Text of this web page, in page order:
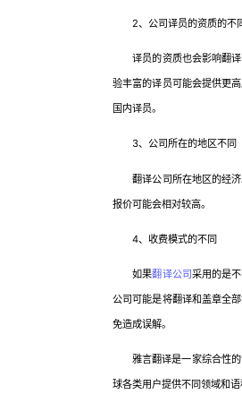
2、公司译员的资质的不
译员的资质也会影响翻译
验丰富的译员可能会提供更
国内译员。
3、公司所在的地区不同
翻译公司所在地区的经济
报价可能会相对较高。
4、收费模式的不同
如果翻译公司采用的是
公司可能是将翻译和盖章全
免造成误解。
雅言翻译是一家综合性的
球各类用户提供不同领域和